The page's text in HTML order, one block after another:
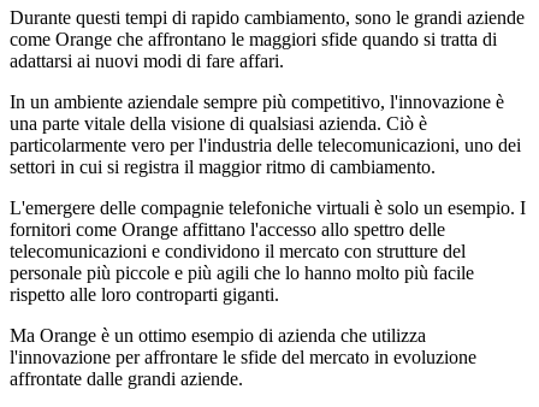
Durante questi tempi di rapido cambiamento, sono le grandi aziende
come Orange che affrontano le maggiori sfide quando si tratta di
adattarsi ai nuovi modi di fare affari.
In un ambiente aziendale sempre più competitivo, l'innovazione è
una parte vitale della visione di qualsiasi azienda. Ciò è
particolarmente vero per l'industria delle telecomunicazioni, uno dei
settori in cui si registra il maggior ritmo di cambiamento.
L'emergere delle compagnie telefoniche virtuali è solo un esempio. I
fornitori come Orange affittano l'accesso allo spettro delle
telecomunicazioni e condividono il mercato con strutture del
personale più piccole e più agili che lo hanno molto più facile
rispetto alle loro controparti giganti.
Ma Orange è un ottimo esempio di azienda che utilizza
l'innovazione per affrontare le sfide del mercato in evoluzione
affrontate dalle grandi aziende.